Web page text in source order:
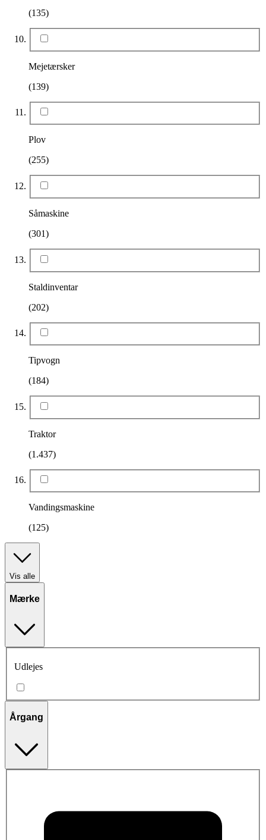
(135)
Mejetærsker
(139)
Plov
(255)
Såmaskine
(301)
Staldinventar
(202)
Tipvogn
(184)
Traktor
(1.437)
Vandingsmaskine
(125)
Vis alle
Mærke
Udlejes
Årgang